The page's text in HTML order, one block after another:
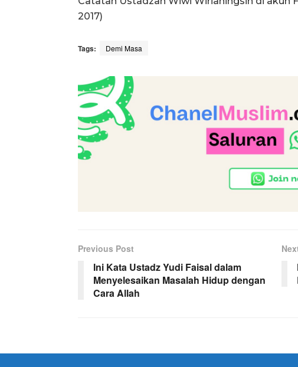
2017)
Tags: Demi Masa
Previous Post
Ini Kata Ustadz Yudi Faisal dalam
Menyelesaikan Masalah Hidup dengan
Cara Allah